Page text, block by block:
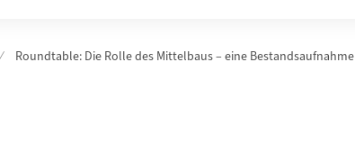
Roundtable: Die Rolle des Mittelbaus – eine Bestandsaufnahme